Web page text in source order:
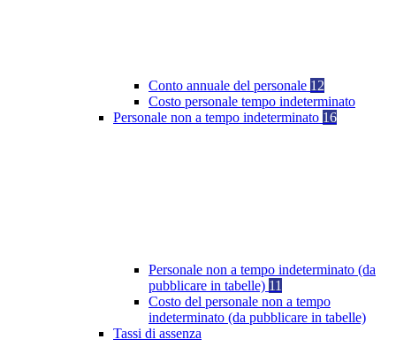
Conto annuale del personale 12
Costo personale tempo indeterminato
Personale non a tempo indeterminato 16
Personale non a tempo indeterminato (da
pubblicare in tabelle) 11
Costo del personale non a tempo
indeterminato (da pubblicare in tabelle)
Tassi di assenza